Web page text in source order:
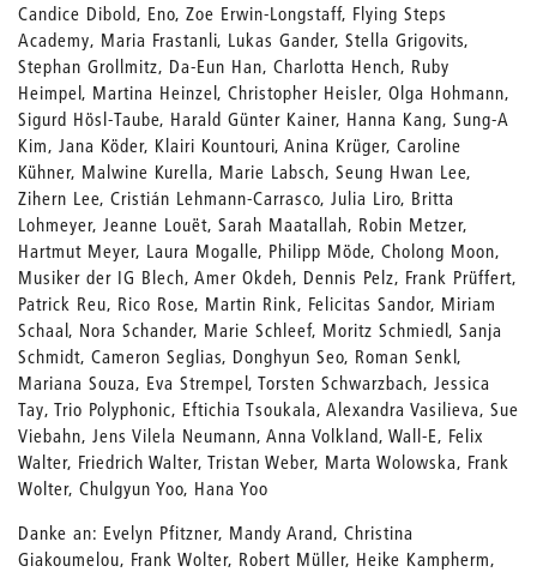
Candice Dibold, Eno, Zoe Erwin-Longstaff, Flying Steps
Academy, Maria Frastanli, Lukas Gander, Stella Grigovits,
Stephan Grollmitz, Da-Eun Han, Charlotta Hench, Ruby
Heimpel, Martina Heinzel, Christopher Heisler, Olga Hohmann,
Sigurd Hösl-Taube, Harald Günter Kainer, Hanna Kang, Sung-A
Kim, Jana Köder, Klairi Kountouri, Anina Krüger, Caroline
Kühner, Malwine Kurella, Marie Labsch, Seung Hwan Lee,
Zihern Lee, Cristián Lehmann-Carrasco, Julia Liro, Britta
Lohmeyer, Jeanne Louët, Sarah Maatallah, Robin Metzer,
Hartmut Meyer, Laura Mogalle, Philipp Möde, Cholong Moon,
Musiker der IG Blech, Amer Okdeh, Dennis Pelz, Frank Prüffert,
Patrick Reu, Rico Rose, Martin Rink, Felicitas Sandor, Miriam
Schaal, Nora Schander, Marie Schleef, Moritz Schmiedl, Sanja
Schmidt, Cameron Seglias, Donghyun Seo, Roman Senkl,
Mariana Souza, Eva Strempel, Torsten Schwarzbach, Jessica
Tay, Trio Polyphonic, Eftichia Tsoukala, Alexandra Vasilieva, Sue
Viebahn, Jens Vilela Neumann, Anna Volkland, Wall-E, Felix
Walter, Friedrich Walter, Tristan Weber, Marta Wolowska, Frank
Wolter, Chulgyun Yoo, Hana Yoo
Danke an: Evelyn Pfitzner, Mandy Arand, Christina
Giakoumelou, Frank Wolter, Robert Müller, Heike Kampherm,